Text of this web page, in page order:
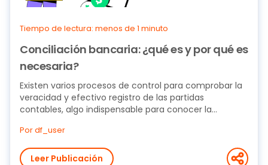
Tiempo de lectura: menos de 1 minuto
Conciliación bancaria: ¿qué es y por qué es
necesaria?
Existen varios procesos de control para comprobar la
veracidad y efectivo registro de las partidas
contables, algo indispensable para conocer la...
Por df_user
Leer Publicación